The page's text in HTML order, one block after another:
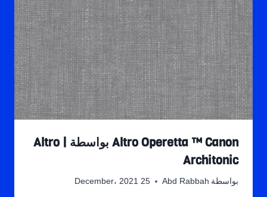
Altro Operetta ™ Canon بواسطة Altro |
Architonic
بواسطة Abd Rabbah 25 December، 2021